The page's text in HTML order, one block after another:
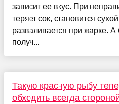
зависит ее вкус. При
теряет сок, становится
разваливается при жарке. А
получ...
Такую красную рыбу
обходить всегда